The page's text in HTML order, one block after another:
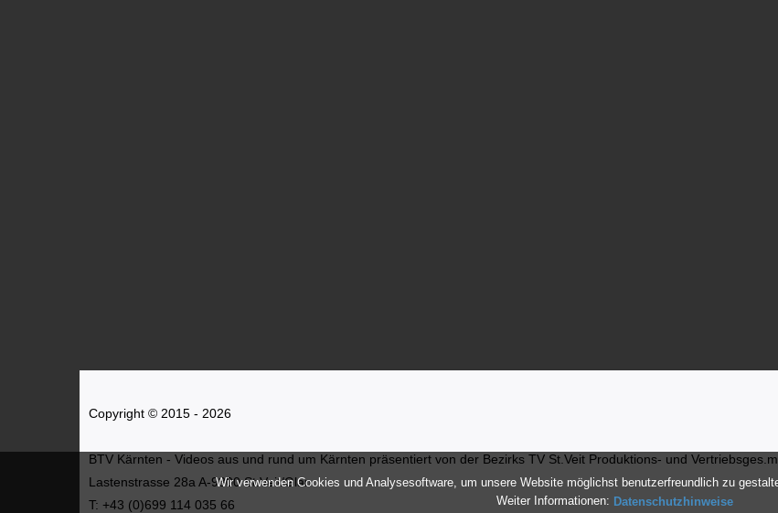
Wir verwenden Cookies und Analysesoftware, um unsere Website möglichst benutzerfreundlich zu
Weiter Informationen: Datenschutzhinweise
Copyright © 2015 - 2026
BTV Kärnten - Videos aus und rund um Kärnten präsentiert von der Bezirks TV St.Veit Produktions- und
Lastenstrasse 28a A-9300 St.Veit/Glan
T: +43 (0)699 114 035 66